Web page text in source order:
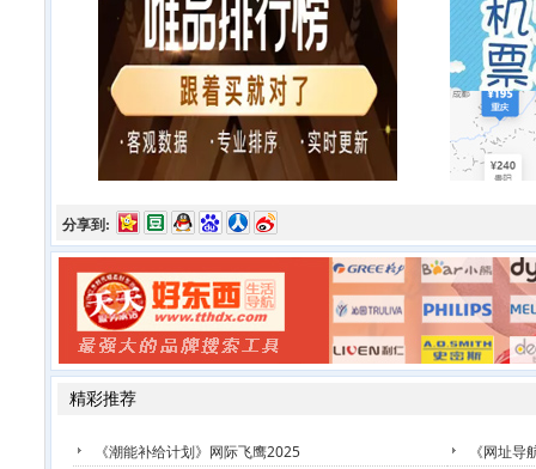
分享到:
精彩推荐
《潮能补给计划》网际飞鹰2025
《网址